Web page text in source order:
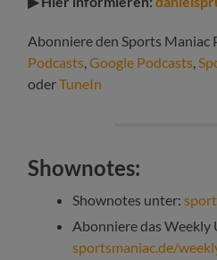
Abonniere den Sports Maniac
Podcasts,Google Podcasts,
oderTuneIn
Shownotes:
Shownotes unter:
Abonniere das Weekly
sportsmaniac.de/